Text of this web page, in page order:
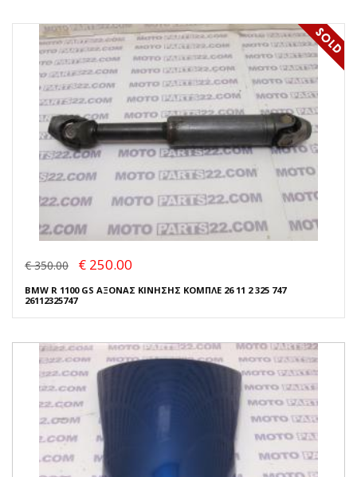
€ 350.00 € 250.00
BMW R 1100 GS ΑΞΟΝΑΣ ΚΙΝΗΣΗΣ ΚΟΜΠΛΕ 26 11 2 325 747
26112325747